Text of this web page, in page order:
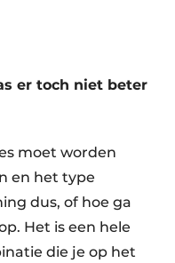
er toch niet beter
moet worden
en het type
dus, of hoe ga
Het is een hele
die je op het